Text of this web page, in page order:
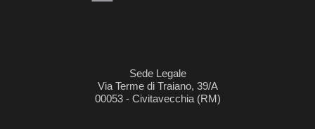
Sede Legale
Via Terme di Traiano, 39/A
00053 - Civitavecchia (RM)